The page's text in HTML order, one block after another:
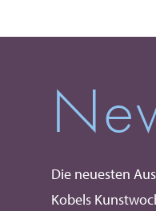
Die neuesten
Kobels